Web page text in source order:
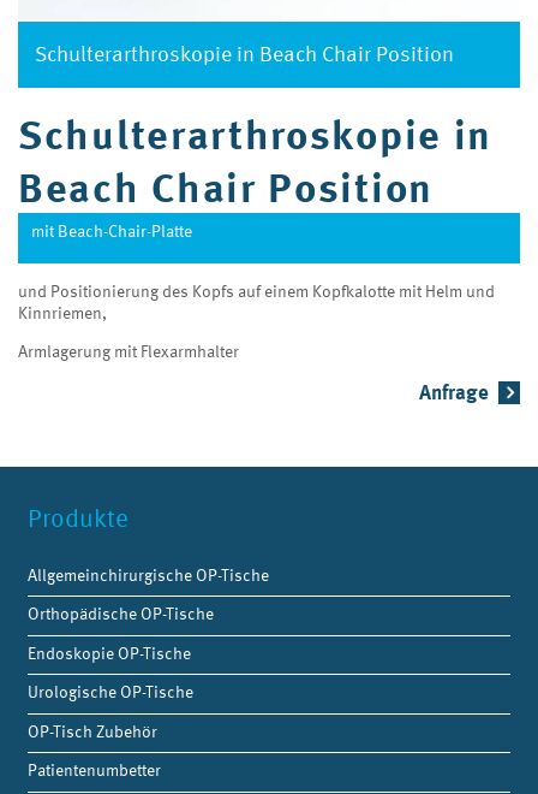
Schulterarthroskopie in Beach Chair Position
Schulterarthroskopie in
Beach Chair Position
mit Beach-Chair-Platte
und Positionierung des Kopfs auf einem Kopfkalotte mit Helm und
Kinnriemen,
Armlagerung mit Flexarmhalter
Anfrage
Produkte
Allgemeinchirurgische OP-Tische
Orthopädische OP-Tische
Endoskopie OP-Tische
Urologische OP-Tische
OP-Tisch Zubehör
Patientenumbetter